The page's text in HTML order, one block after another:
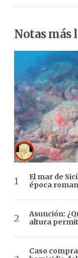
Notas más
El mar de
época
Asunción:
altura
Caso